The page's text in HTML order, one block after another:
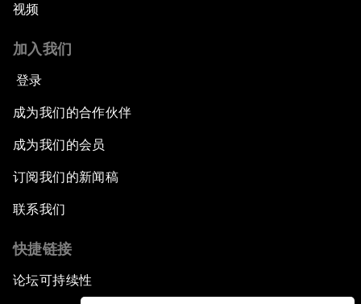
视频
加入我们
登录
成为我们的合作伙伴
成为我们的会员
订阅我们的新闻稿
联系我们
快捷链接
论坛可持续性